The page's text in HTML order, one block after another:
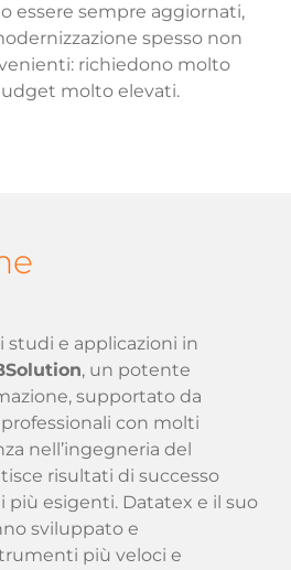
essere sempre aggiornati,
spesso non
richiedono molto
molto elevati.
studi e applicazioni in
, un potente
supportato da
con molti
nell’ingegneria del
risultati di successo
più esigenti. Datatex e il suo
sviluppato e
più veloci e